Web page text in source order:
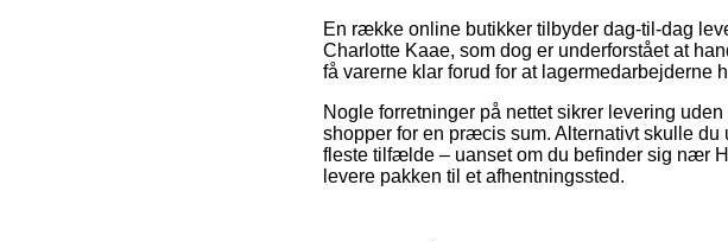
En række online butikker tilbyder dag-til-dag
Charlotte Kaae, som dog er underforstået at
få varerne klar forud for at lagermedarbejderne
Nogle forretninger på nettet sikrer levering
shopper for en præcis sum. Alternativt skulle
fleste tilfælde – uanset om du befinder sig nær
levere pakken til et afhentningssted.